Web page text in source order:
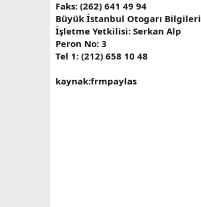
Faks: (262) 641 49 94
Büyük İstanbul Otogarı Bilgileri
İşletme Yetkilisi: Serkan Alp
Peron No: 3
Tel 1: (212) 658 10 48
kaynak:frmpaylas